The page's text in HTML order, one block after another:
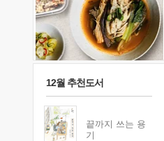
12월 추천도서
끝까지 쓰는 용
기